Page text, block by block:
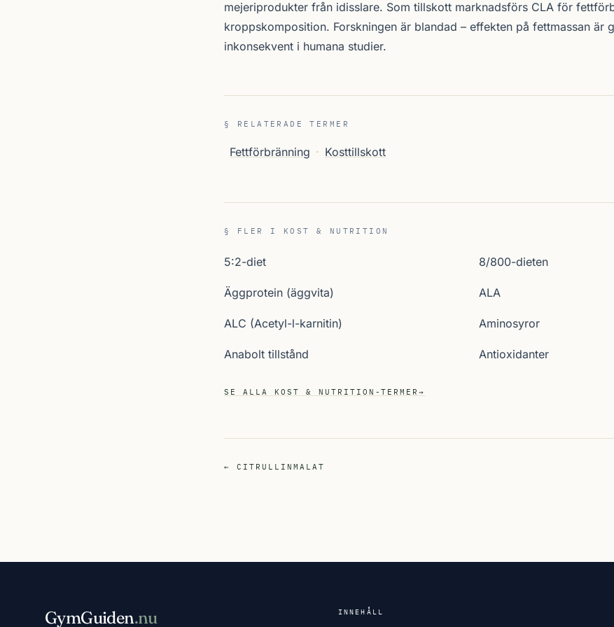
mejeriprodukter från idisslare. Som tillskott marknadsförs CLA för
kroppskomposition. Forskningen är blandad – effekten på fettmassan är
inkonsekvent i humana studier.
§ RELATERADE TERMER
Fettförbränning · Kosttillskott
§ FLER I KOST & NUTRITION
5:2-diet 8/800-dieten
Äggprotein (äggvita) ALA
ALC (Acetyl-l-karnitin) Aminosyror
Anabolt tillstånd Antioxidanter
SE ALLA KOST & NUTRITION-TERMER→
← CITRULLINMALAT
GymGuiden.nu INNEHÅLL